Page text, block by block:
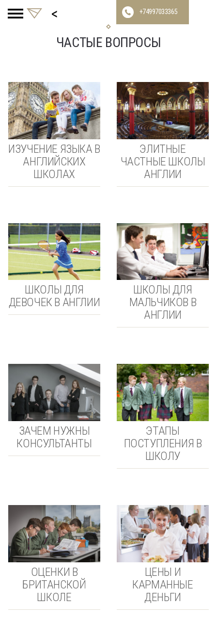
< +74997033365
ЧАСТЫЕ ВОПРОСЫ
ИЗУЧЕНИЕ ЯЗЫКА В
АНГЛИЙСКИХ
ШКОЛАХ
ЭЛИТНЫЕ
ЧАСТНЫЕ ШКОЛЫ
АНГЛИИ
ШКОЛЫ ДЛЯ
ДЕВОЧЕК В АНГЛИИ
ШКОЛЫ ДЛЯ
МАЛЬЧИКОВ В
АНГЛИИ
ЗАЧЕМ НУЖНЫ
КОНСУЛЬТАНТЫ
ЭТАПЫ
ПОСТУПЛЕНИЯ В
ШКОЛУ
ОЦЕНКИ В
БРИТАНСКОЙ
ШКОЛЕ
ЦЕНЫ И
КАРМАННЫЕ
ДЕНЬГИ